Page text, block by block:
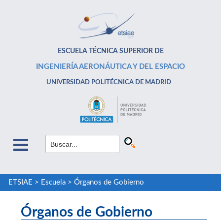
ESCUELA TÉCNICA SUPERIOR DE
INGENIERÍA AERONÁUTICA Y DEL ESPACIO
UNIVERSIDAD POLITÉCNICA DE MADRID
ETSIAE > Escuela> Órganos de Gobierno
Órganos de Gobierno